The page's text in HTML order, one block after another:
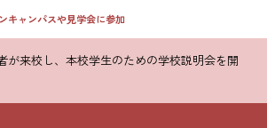
キャンパスや見学会に参加
が来校し、本校学生のための学校説明会を開